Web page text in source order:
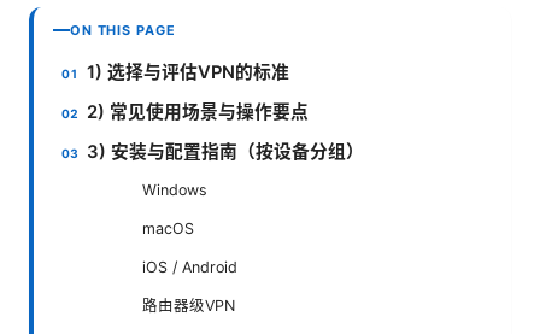
ON THIS PAGE
1) 选择与评估VPN的标准
2) 常见使用场景与操作要点
3) 安装与配置指南（按设备分组）
Windows
macOS
iOS / Android
路由器级VPN